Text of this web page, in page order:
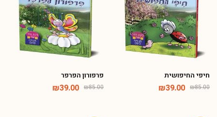
חיפי החיפושית
₪85.00
₪39.00
פרפורון הפרפר
₪85.00
₪39.00